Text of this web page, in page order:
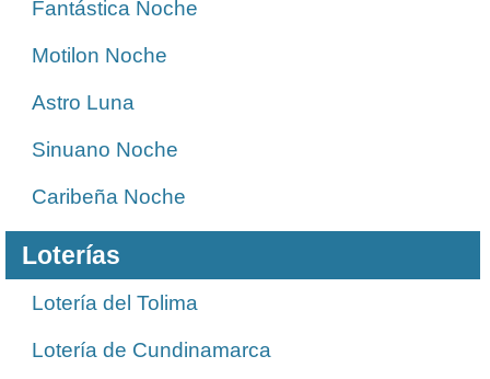
Fantástica Noche
Motilon Noche
Astro Luna
Sinuano Noche
Caribeña Noche
Loterías
Lotería del Tolima
Lotería de Cundinamarca